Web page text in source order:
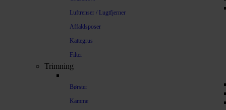
Luftrenser / Lugtfjerner
Affaldsposer
Kattegrus
Filter
Trimning
Børster
Kamme